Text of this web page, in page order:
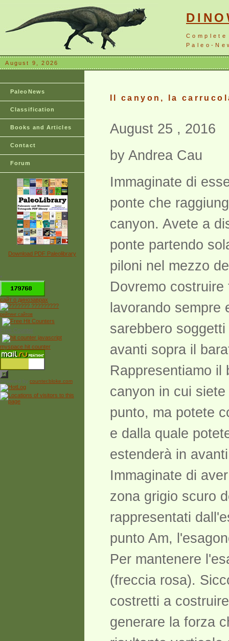
Paleo-
August 9, 2026
PaleoNews
Classification
Books and Articles
Contact
Forum
Download PDF Paleolibrary
*
сайт о динозаврах
рейтинг сайтов
Free Counter
myspace hit counter
Powered by counter.bloke.com
Il canyon, la
August 25 , 2016
by Andrea Cau
Immaginate di
ponte che
canyon. Avete a
ponte partendo
piloni nel mezzo
Dovremo
lavorando
sarebbero
avanti sopra il
Rappresentiamo il
canyon in cui
punto, ma potete
e dalla quale
estenderà in
Immaginate di
zona grigio scuro
rappresentati
punto Am,
Per mantenere
(freccia rosa).
costretti a
generare la forza